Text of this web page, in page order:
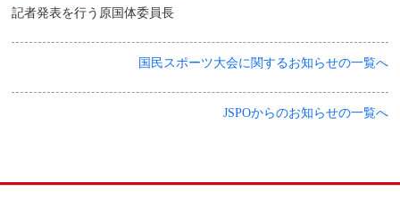
記者発表を行う原国体委員長
国民スポーツ大会に関するお知らせの一覧へ
JSPOからのお知らせの一覧へ